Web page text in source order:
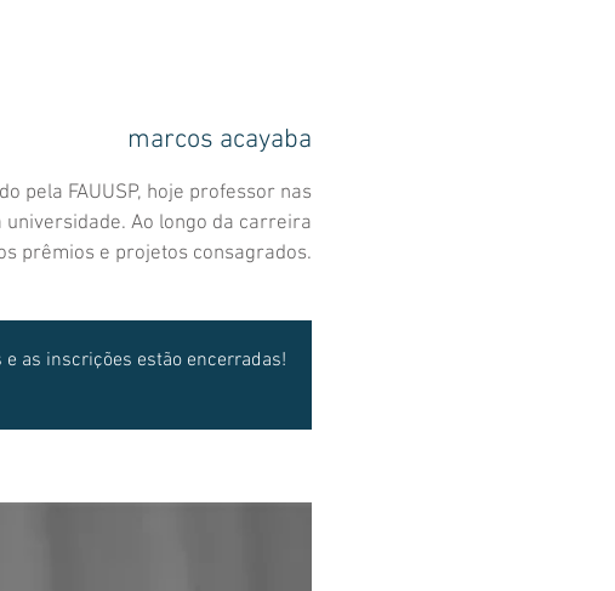
marcos acayaba
pela FAUUSP, hoje professor nas
Ao longo da carreira
prêmios e projetos consagrados.
as inscrições estão encerradas!